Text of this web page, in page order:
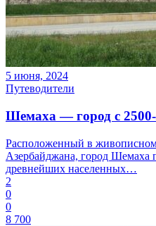
5 июня, 2024
Путеводители
Шемаха — город с 2500-
Расположенный в
Азербайджана, город Шемаха
древнейших населенных…
2
0
0
8 700